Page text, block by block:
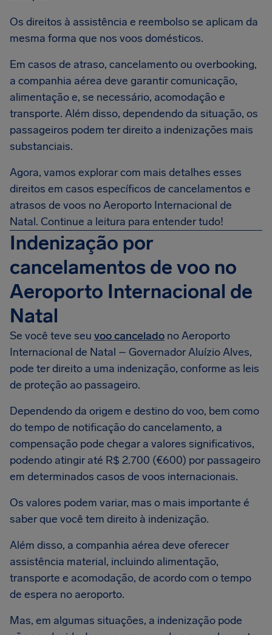
Os direitos à assistência e reembolso se aplicam da
mesma forma que nos voos domésticos.
Em casos de atraso, cancelamento ou overbooking,
a companhia aérea deve garantir comunicação,
alimentação e, se necessário, acomodação e
transporte. Além disso, dependendo da situação, os
passageiros podem ter direito a indenizações mais
substanciais.
Agora, vamos explorar com mais detalhes esses
direitos em casos específicos de cancelamentos e
atrasos de voos no Aeroporto Internacional de
Natal. Continue a leitura para entender tudo!
Indenização por
cancelamentos de voo no
Aeroporto Internacional de
Natal
Se você teve seu voo cancelado no Aeroporto
Internacional de Natal – Governador Aluízio Alves,
pode ter direito a uma indenização, conforme as leis
de proteção ao passageiro.
Dependendo da origem e destino do voo, bem como
do tempo de notificação do cancelamento, a
compensação pode chegar a valores significativos,
podendo atingir até R$ 2.700 (€600) por passageiro
em determinados casos de voos internacionais.
Os valores podem variar, mas o mais importante é
saber que você tem direito à indenização.
Além disso, a companhia aérea deve oferecer
assistência material, incluindo alimentação,
transporte e acomodação, de acordo com o tempo
de espera no aeroporto.
Mas, em algumas situações, a indenização pode